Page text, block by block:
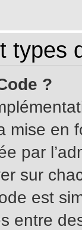
types
?
mise en
par
sur
est
entre